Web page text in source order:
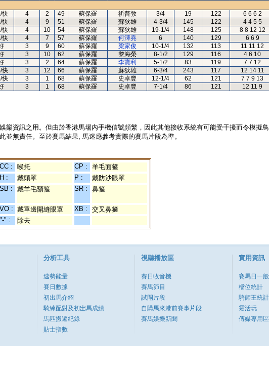
快 4 2 49 蘇保羅 祈普敦 3/4 19 122 6 6 6 2
快 4 9 51 蘇保羅 蘇狄雄 4-3/4 145 122 4 4 5 5
快 4 10 54 蘇保羅 蘇狄雄 19-1/4 148 125 8 8 12 12
快 4 7 57 蘇保羅 何澤堯 6 140 129 6 6 9
3 9 60 蘇保羅 梁家俊 10-1/4 132 113 11 11 12
3 10 62 蘇保羅 黎海榮 8-1/2 129 116 4 6 10
3 2 64 蘇保羅 李寶利 5-1/2 83 119 7 7 12
快 3 12 66 蘇保羅 蘇狄雄 6-3/4 243 117 12 14 11
快 3 1 68 蘇保羅 史卓豐 12-1/4 62 121 7 7 9 13
3 1 68 蘇保羅 史卓豐 7-1/4 86 121 12 11 9
樂資訊之用。但由於香港馬場內手機信號頻繁，因此其他接收系統有可能受干擾而令模擬
並無責任。至於賽馬結果, 馬迷應參考實際的賽馬片段為準。
CC : 喉托 CP :
羊毛面箍
H : 戴頭罩 P :
戴防沙眼罩
SB : 戴羊毛額箍 SR : 鼻箍
VO : 戴單邊開縫眼罩 XB :
交叉鼻箍
"-" : 除去
分析工具
速勢能量
賽日數據
初出馬介紹
騎練配對及初岀馬成績
馬匹搬遷紀錄
貼士指數
視聽播放區
賽日收音機
賽馬節目
試閘片段
自購馬來港前賽事片段
賽馬娛樂新聞
實用資訊
賽馬日一
檔位統計
騎師王統計
靈活玩
傳媒專用區